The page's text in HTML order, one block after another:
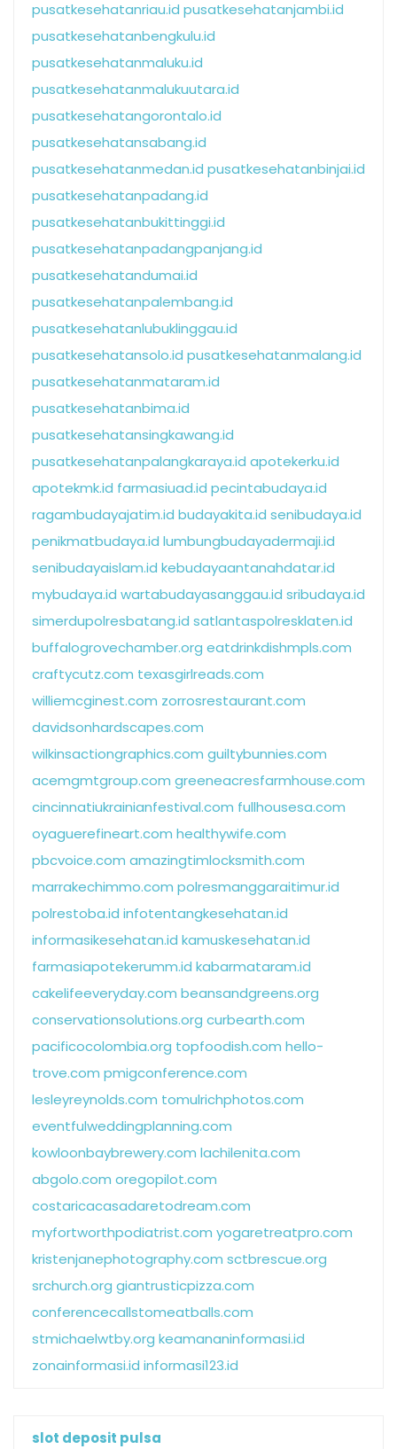
pusatkesehatanriau.id pusatkesehatanjambi.id
pusatkesehatanbengkulu.id
pusatkesehatanmaluku.id
pusatkesehatanmalukuutara.id
pusatkesehatangorontalo.id
pusatkesehatansabang.id
pusatkesehatanmedan.id pusatkesehatanbinjai.id
pusatkesehatanpadang.id
pusatkesehatanbukittinggi.id
pusatkesehatanpadangpanjang.id
pusatkesehatandumai.id
pusatkesehatanpalembang.id
pusatkesehatanlubuklinggau.id
pusatkesehatansolo.id pusatkesehatanmalang.id
pusatkesehatanmataram.id
pusatkesehatanbima.id
pusatkesehatansingkawang.id
pusatkesehatanpalangkaraya.id apotekerku.id
apotekmk.id farmasiuad.id pecintabudaya.id
ragambudayajatim.id budayakita.id senibudaya.id
penikmatbudaya.id lumbungbudayadermaji.id
senibudayaislam.id kebudayaantanahdatar.id
mybudaya.id wartabudayasanggau.id sribudaya.id
simerdupolresbatang.id satlantaspolresklaten.id
buffalogrovechamber.org eatdrinkdishmpls.com
craftycutz.com texasgirlreads.com
williemcginest.com zorrosrestaurant.com
davidsonhardscapes.com
wilkinsactiongraphics.com guiltybunnies.com
acemgmtgroup.com greeneacresfarmhouse.com
cincinnatiukrainianfestival.com fullhousesa.com
oyaguerefineart.com healthywife.com
pbcvoice.com amazingtimlocksmith.com
marrakechimmo.com polresmanggaraitimur.id
polrestoba.id infotentangkesehatan.id
informasikesehatan.id kamuskesehatan.id
farmasiapotekerumm.id kabarmataram.id
cakelifeeveryday.com beansandgreens.org
conservationsolutions.org curbearth.com
pacificocolombia.org topfoodish.com hello-
trove.com pmigconference.com
lesleyreynolds.com tomulrichphotos.com
eventfulweddingplanning.com
kowloonbaybrewery.com lachilenita.com
abgolo.com oregopilot.com
costaricacasadaretodream.com
myfortworthpodiatrist.com yogaretreatpro.com
kristenjanephotography.com sctbrescue.org
srchurch.org giantrusticpizza.com
conferencecallstomeatballs.com
stmichaelwtby.org keamananinformasi.id
zonainformasi.id informasi123.id
slot deposit pulsa